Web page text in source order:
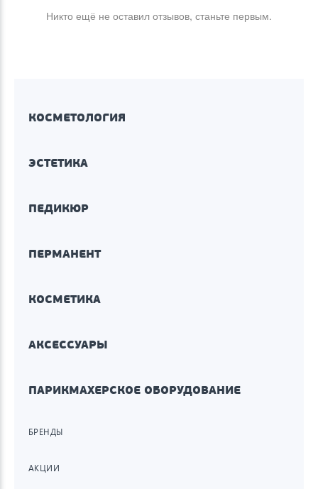
Никто ещё не оставил отзывов, станьте первым.
КОСМЕТОЛОГИЯ
ЭСТЕТИКА
ПЕДИКЮР
ПЕРМАНЕНТ
КОСМЕТИКА
АКСЕССУАРЫ
ПАРИКМАХЕРСКОЕ ОБОРУДОВАНИЕ
БРЕНДЫ
АКЦИИ